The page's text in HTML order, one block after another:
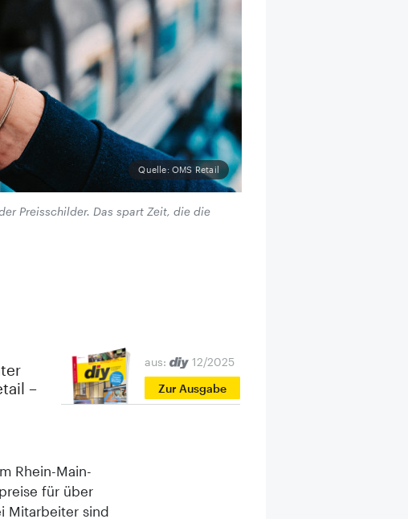
Quelle: OMS Retail
Preisschilder. Das spart Zeit, die die
–
aus:
12/2025
Zur Ausgabe
Rhein-Main-
für über
Mitarbeiter sind